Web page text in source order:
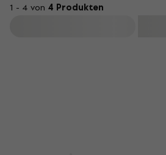
1 - 4 von 4 Produkten